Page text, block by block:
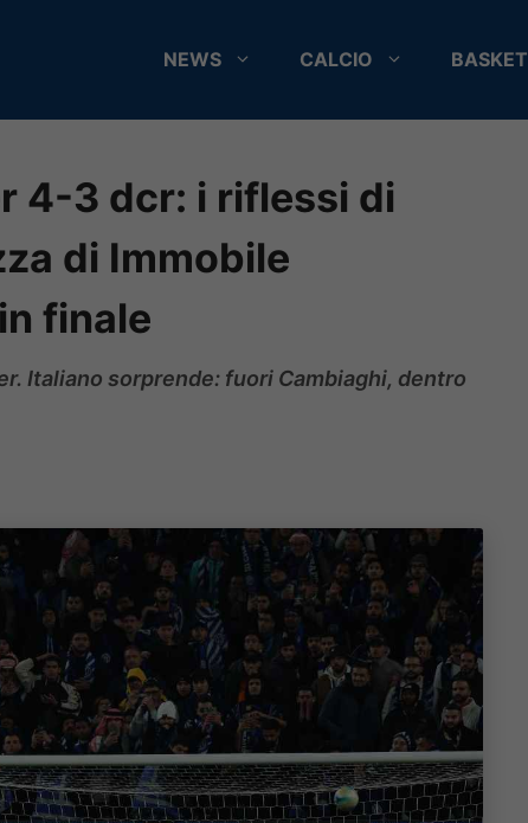
NEWS CALCIO BASKET
4-3 dcr: i riflessi di
di Immobile
finale
Italiano sorprende: fuori Cambiaghi, dentro